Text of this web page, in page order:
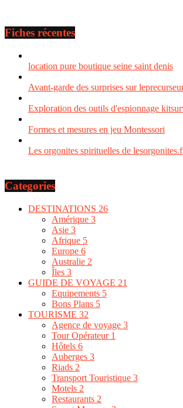
Fiches récentes
location pure boutique seine saint denis
Avant-garde des surprises sur
Exploration des outils d'espionnage
Formes et mesures en jeu Montessori
Les orgonites spirituelles de
Categories
DESTINATIONS 26
Amérique 3
Asie 3
Afrique 5
Europe 6
Australie 2
Îles 3
GUIDE DE VOYAGE 21
Equipements 5
Bons Plans 5
TOURISME 32
Agence de voyage 3
Tour Opérateur 1
Hôtels 6
Auberges 3
Riads 2
Transport Touristique 3
Motels 2
Restaurants 2